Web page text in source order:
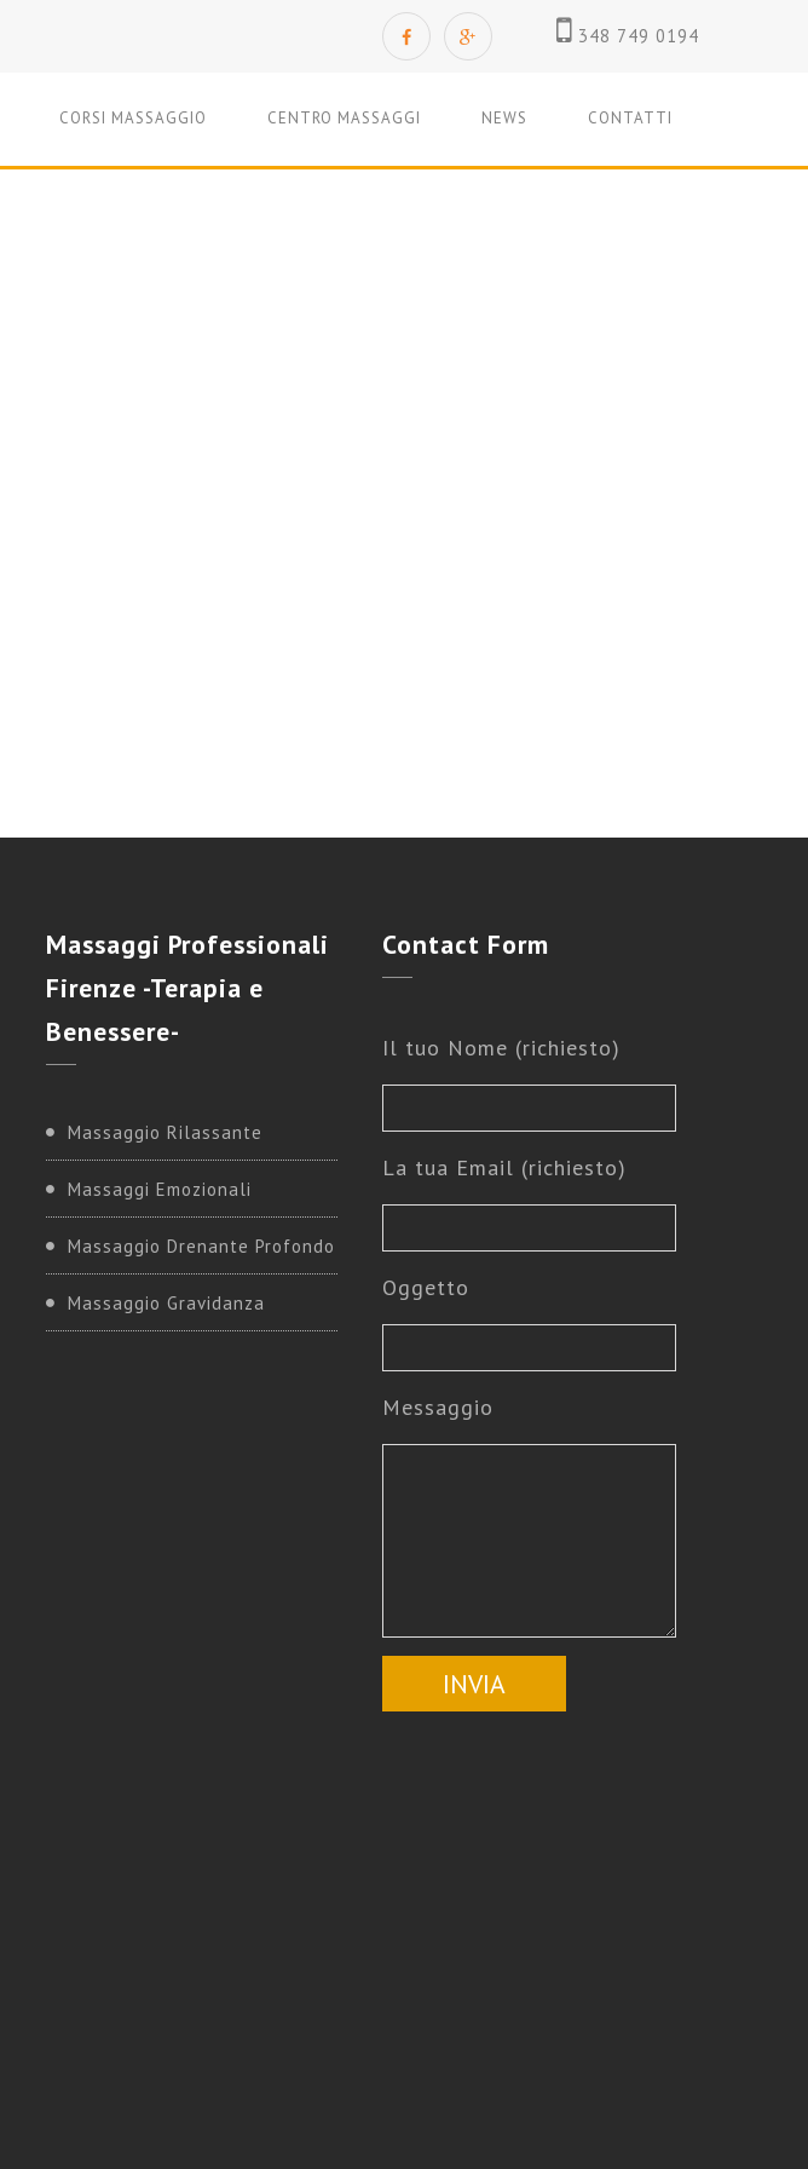
348 749 0194
CORSI MASSAGGIO CENTRO MASSAGGI NEWS CONTATTI
Massaggi Professionali
Firenze -Terapia e
Benessere-
Massaggio Rilassante
Massaggi Emozionali
Massaggio Drenante Profondo
Massaggio Gravidanza
Contact Form
Il tuo Nome (richiesto)
La tua Email (richiesto)
Oggetto
Messaggio